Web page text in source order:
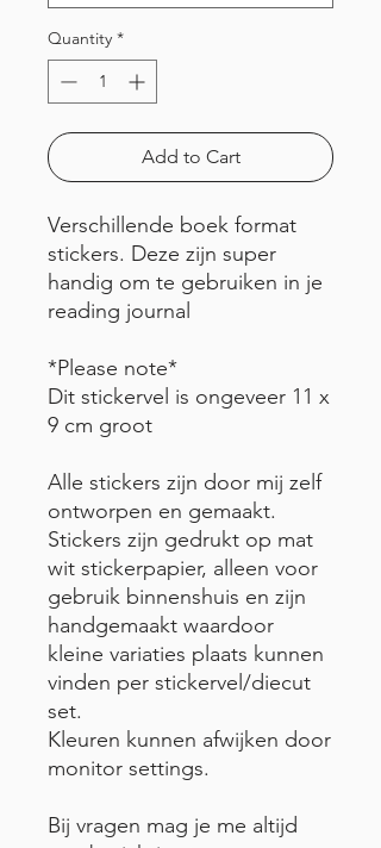
Quantity *
Add to Cart
Verschillende boek format
stickers. Deze zijn super
handig om te gebruiken in je
reading journal
*Please note*
Dit stickervel is ongeveer 11 x
9 cm groot
Alle stickers zijn door mij zelf
ontworpen en gemaakt.
Stickers zijn gedrukt op mat
wit stickerpapier, alleen voor
gebruik binnenshuis en zijn
handgemaakt waardoor
kleine variaties plaats kunnen
vinden per stickervel/diecut
set.
Kleuren kunnen afwijken door
monitor settings.
Bij vragen mag je me altijd